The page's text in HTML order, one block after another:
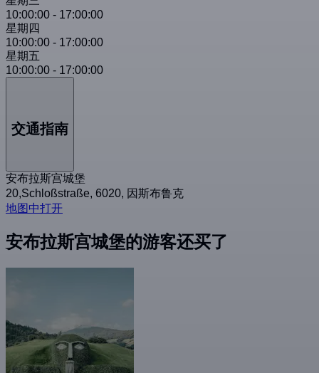
10:00:00 - 17:00:00
星期四
10:00:00 - 17:00:00
星期五
10:00:00 - 17:00:00
交通指南
安布拉斯宫城堡
20,Schloßstraße, 6020, 因斯布鲁克
地图中打开
安布拉斯宫城堡的游客还买了